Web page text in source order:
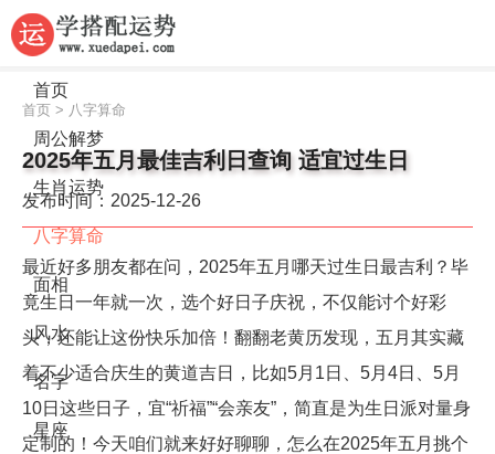
首页
周公解梦
生肖运势
八字算命
面相
风水
名字
星座
首页 > 八字算命
2025年五月最佳吉利日查询 适宜过生日
发布时间：2025-12-26
最近好多朋友都在问，2025年五月哪天过生日最吉利？毕
竟生日一年就一次，选个好日子庆祝，不仅能讨个好彩
头，还能让这份快乐加倍！翻翻老黄历发现，五月其实藏
着不少适合庆生的黄道吉日，比如5月1日、5月4日、5月
10日这些日子，宜“祈福”“会亲友”，简直是为生日派对量身
定制的！今天咱们就来好好聊聊，怎么在2025年五月挑个